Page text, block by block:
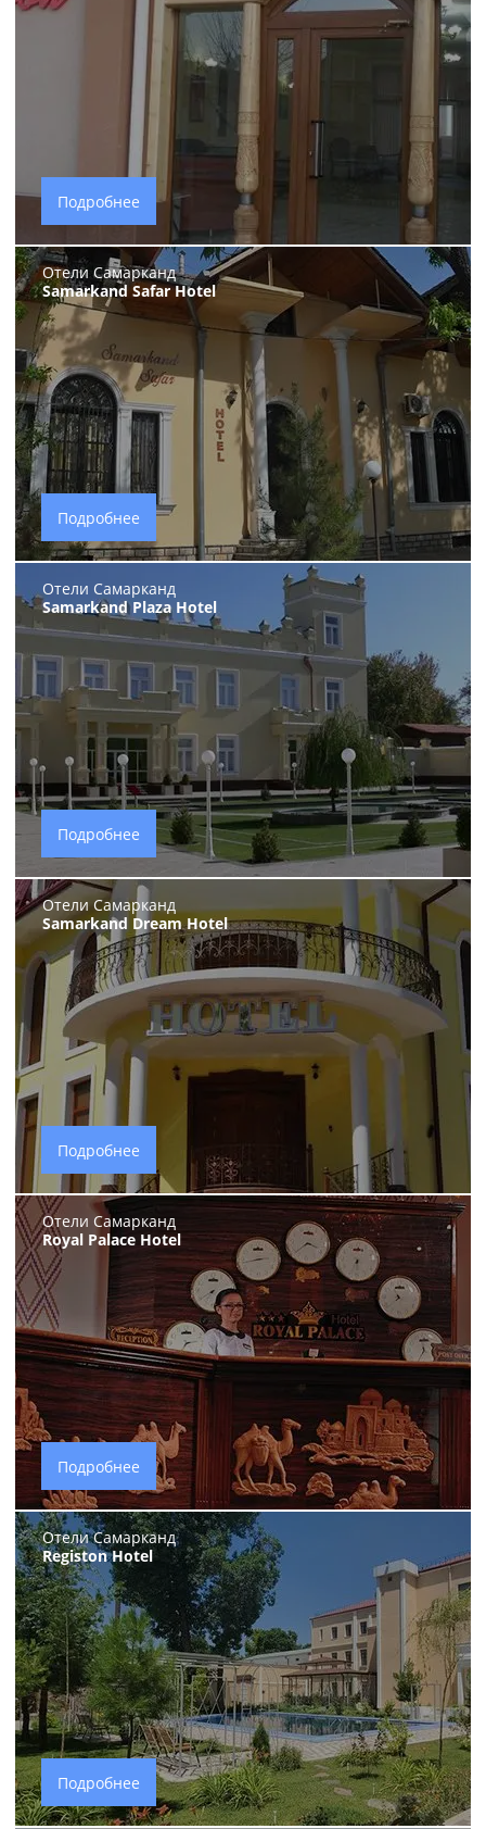
Подробнее
Отели Самарканд
Samarkand Safar Hotel
Подробнее
Отели Самарканд
Samarkand Plaza Hotel
Подробнее
Отели Самарканд
Samarkand Dream Hotel
Подробнее
Отели Самарканд
Royal Palace Hotel
Подробнее
Отели Самарканд
Registon Hotel
Подробнее